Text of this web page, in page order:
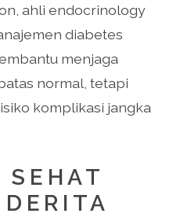
ahli endocrinology
diabetes
menjaga
normal, tetapi
komplikasi jangka